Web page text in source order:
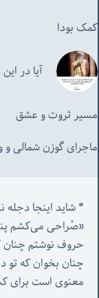
کمک بودا
آیا در
مسیر ثروت و عشق
ماجرای گوزن شمالی و‌
«صُراحی می‌کشم پنهان‌ و مردم‌ دفتر انگارند»... «
چنان بخوان که تو
معنوی است برای